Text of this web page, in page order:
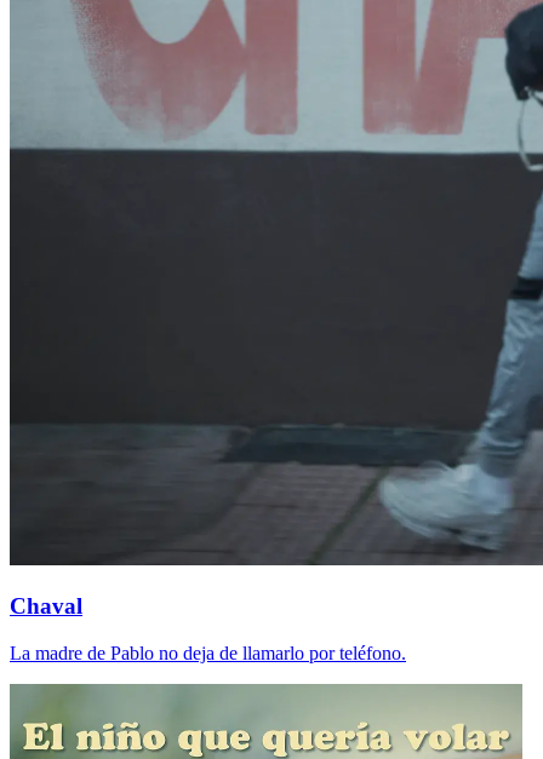
Chaval
La madre de Pablo no deja de llamarlo por teléfono.